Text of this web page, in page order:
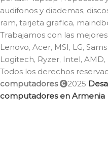
Todos los derechos
computadores
2025
computadores en Armenia